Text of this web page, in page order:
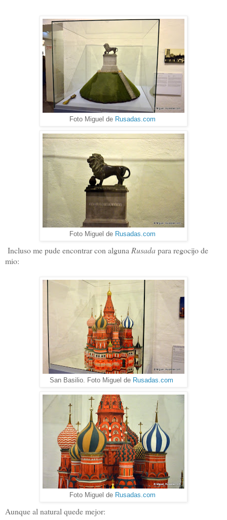
Foto Miguel de Rusadas.com
Foto Miguel de Rusadas.com
Incluso me pude encontrar con alguna Rusadapara regocijo de
mio:
San Basilio. Foto Miguel de Rusadas.com
Foto Miguel de Rusadas.com
Aunque al natural quede mejor: